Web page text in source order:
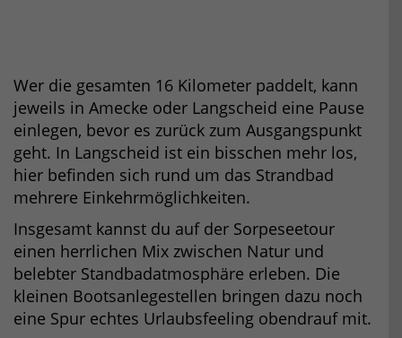
Wer die gesamten 16 Kilometer paddelt, kann
jeweils in Amecke oder Langscheid eine Pause
einlegen, bevor es zurück zum Ausgangspunkt
geht. In Langscheid ist ein bisschen mehr los,
hier befinden sich rund um das Strandbad
mehrere Einkehrmöglichkeiten.
Insgesamt kannst du auf der Sorpeseetour
einen herrlichen Mix zwischen Natur und
belebter Standbadatmosphäre erleben. Die
kleinen Bootsanlegestellen bringen dazu noch
eine Spur echtes Urlaubsfeeling obendrauf mit.